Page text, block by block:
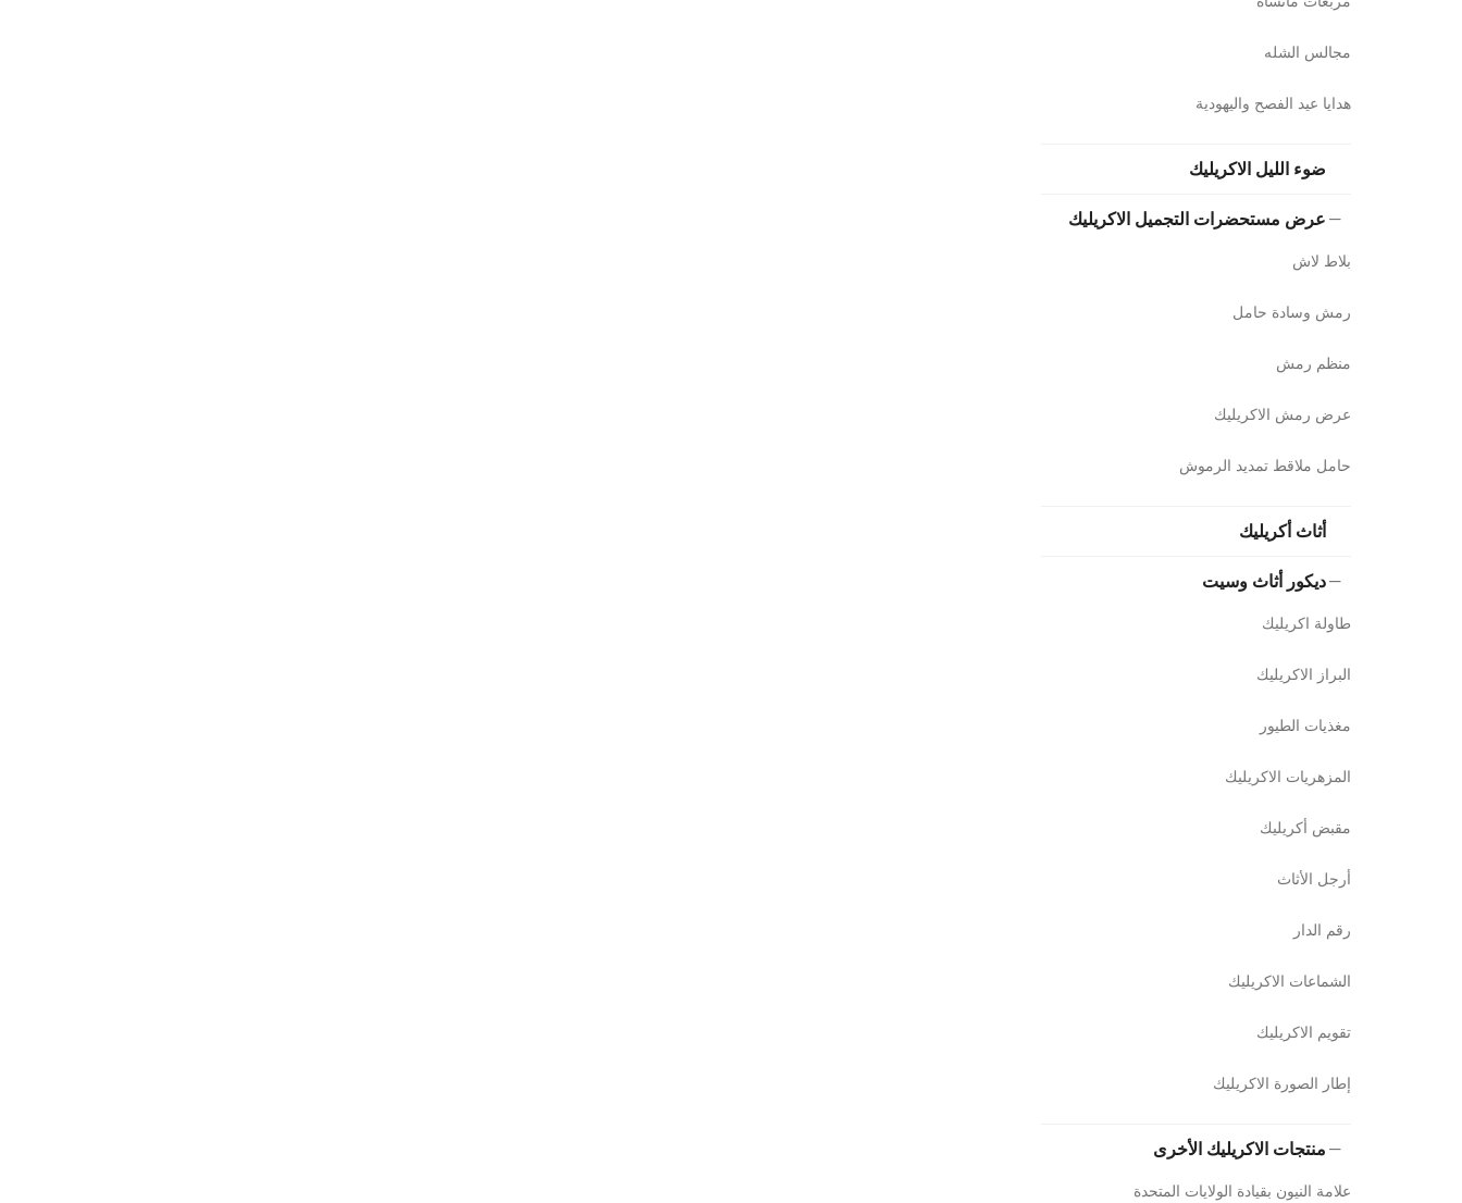
مجالس الشله
هدايا عيد الفصح واليهودية
ضوء الليل الاكريليك
عرض مستحضرات التجميل الاكريليك
بلاط لاش
رمش وسادة حامل
منظم رمش
عرض رمش الاكريليك
حامل ملاقط تمديد الرموش
أثاث أكريليك
ديكور أثاث وسيت
طاولة اكريليك
البراز الاكريليك
مغذيات الطيور
المزهريات الاكريليك
مقبض أكريليك
أرجل الأثاث
رقم الدار
الشماعات الاكريليك
تقويم الاكريليك
إطار الصورة الاكريليك
منتجات الاكريليك الأخرى
علامة النيون بقيادة الولايات المتحدة